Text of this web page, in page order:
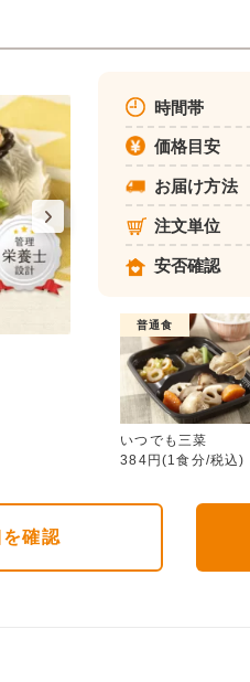
時間帯
価格目安
お届け方法
注文単位
安否確認
普通食
いつでも三菜
384円(1食分/税込)
を確認